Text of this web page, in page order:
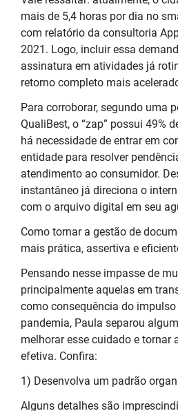
mais de 5,4 horas por dia no
com relatório da consultoria
2021. Logo, incluir essa
assinatura em atividades já
retorno completo mais
Para corroborar, segundo uma
QualiBest, o “zap” possui 49%
há necessidade de entrar em
entidade para resolver
atendimento ao consumidor.
instantâneo já direciona o
com o arquivo digital em seu
Como tornar a gestão de
mais prática, assertiva e
Pensando nesse impasse de
principalmente aquelas em
como consequência do impulso
pandemia, Paula separou
melhorar esse cuidado e
efetiva. Confira:
1) Desenvolva um padrão
Alguns detalhes são